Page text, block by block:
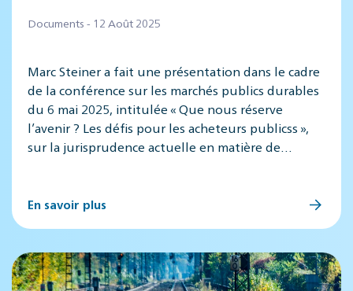
Documents - 12 Août 2025
Marc Steiner a fait une présentation dans le cadre
de la conférence sur les marchés publics durables
du 6 mai 2025, intitulée « Que nous réserve
l’avenir ? Les défis pour les acheteurs publicss »,
sur la jurisprudence actuelle en matière de…
En savoir plus